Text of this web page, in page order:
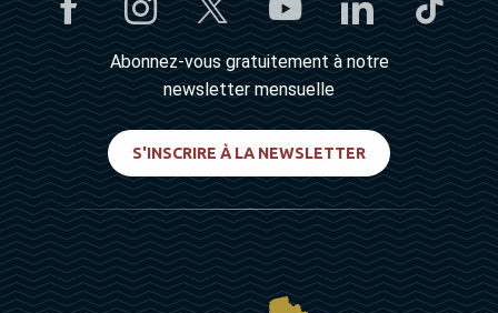
Abonnez-vous gratuitement à notre
newsletter mensuelle
S'INSCRIRE À LA NEWSLETTER